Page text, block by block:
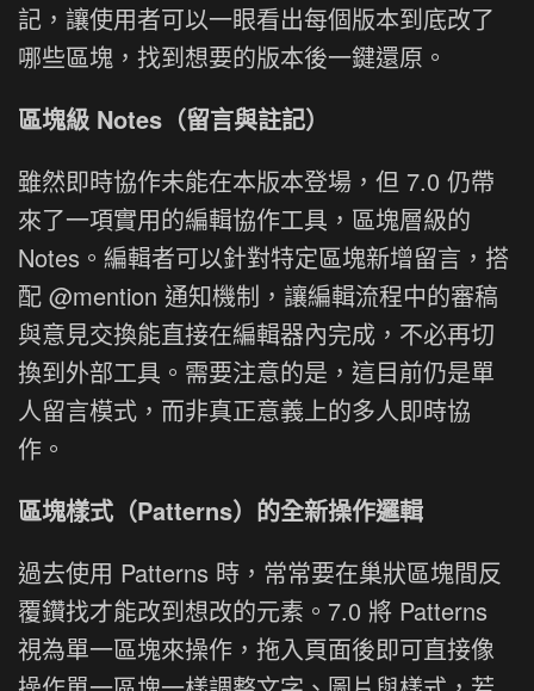
記，讓使用者可以一眼看出每個版本到底改了
哪些區塊，找到想要的版本後一鍵還原。
區塊級 Notes（留言與註記）
雖然即時協作未能在本版本登場，但 7.0 仍帶
來了一項實用的編輯協作工具，區塊層級的
Notes。編輯者可以針對特定區塊新增留言，搭
配 @mention 通知機制，讓編輯流程中的審稿
與意見交換能直接在編輯器內完成，不必再切
換到外部工具。需要注意的是，這目前仍是單
人留言模式，而非真正意義上的多人即時協
作。
區塊樣式（Patterns）的全新操作邏輯
過去使用 Patterns 時，常常要在巢狀區塊間反
覆鑽找才能改到想改的元素。7.0 將 Patterns
視為單一區塊來操作，拖入頁面後即可直接像